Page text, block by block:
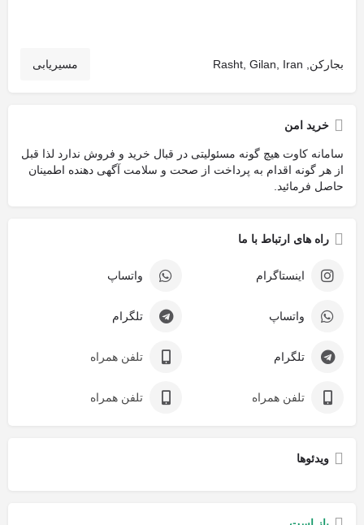
بجارکن, Rasht, Gilan, Iran مسیریابی
خرید امن
سامانه کاوت هیچ گونه مسئولیتی در قبال خرید و فروش ندارد لذا قبل
از هر گونه اقدام به پرداخت از صحت و سلامت آگهی دهنده اطمینان
حاصل فرمائید.
راه های ارتباط با ما
اینستاگرام واتساپ
واتساپ تلگرام
تلگرام تلفن همراه
تلفن همراه تلفن همراه
ویدئوها